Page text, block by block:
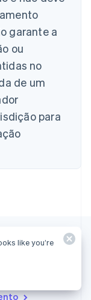
garante a
ou
no
de um
para
like you’re